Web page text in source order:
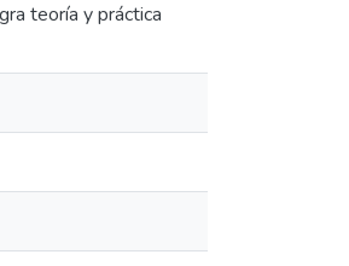
teoría y práctica